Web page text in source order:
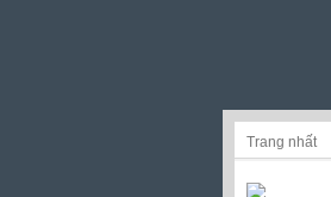
Trang nhất